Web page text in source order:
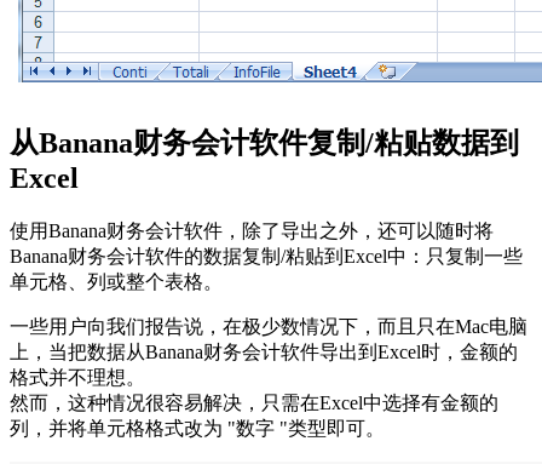
从Banana财务会计软件复制/粘贴数据到
Excel
使用Banana财务会计软件，除了导出之外，还可以随时将
Banana财务会计软件的数据复制/粘贴到Excel中：只复制一些
单元格、列或整个表格。
一些用户向我们报告说，在极少数情况下，而且只在Mac电脑
上，当把数据从Banana财务会计软件导出到Excel时，金额的
格式并不理想。
然而，这种情况很容易解决，只需在Excel中选择有金额的
列，并将单元格格式改为 "数字 "类型即可。